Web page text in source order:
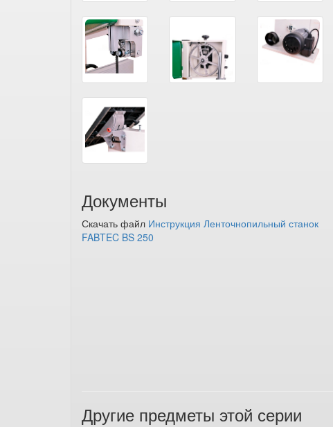
Документы
Скачать файл Инструкция Ленточнопильный станок
FABTEC BS 250
Другие предметы этой серии